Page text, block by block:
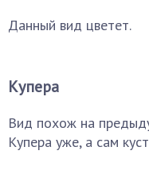
Данный вид цветет.
Купера
Вид похож на
Купера уже, а сам